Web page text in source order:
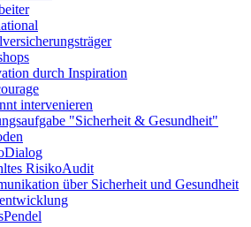
durch Inspiration
intervenieren
"Sicherheit & Gesundheit"
RisikoAudit
über Sicherheit und Gesundheit